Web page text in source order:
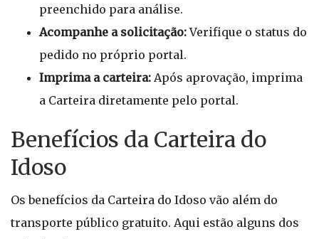
preenchido para análise.
Acompanhe a solicitação:Verifique o status do
pedido no próprio portal.
Imprima a carteira: Após aprovação, imprima
a Carteira diretamente pelo portal.
Benefícios da Carteira do
Idoso
Os benefícios da Carteira do Idoso vão além do
transporte público gratuito. Aqui estão alguns dos